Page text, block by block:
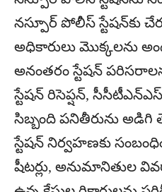
నస్పూర్ పోలీస్ స్టేషన్‌కు
అధికారులు మొక్కలను
అనంతరం స్టేషన్
స్టేషన్ రిసెప్షన్,
సిబ్బంది పనితీరును అడిగి
స్టేషన్ నిర్వహణకు
షీటర్లు, అనుమానితుల